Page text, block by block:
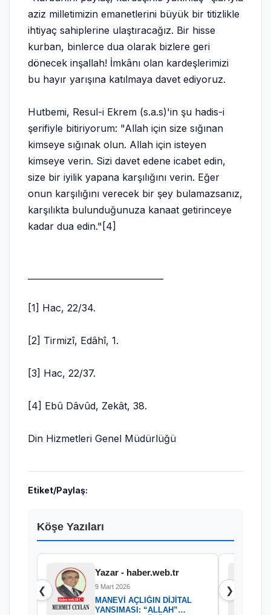
aziz milletimizin emanetlerini büyük bir titizlikle
ihtiyaç sahiplerine ulaştıracağız. Bir hisse
kurban, binlerce dua olarak bizlere geri
dönecek inşallah! İmkânı olan kardeşlerimizi
bu hayır yarışına katılmaya davet ediyoruz.
Hutbemi, Resul-i Ekrem (s.a.s)'in şu hadis-i
şerifiyle bitiriyorum: "Allah için size sığınan
kimseye sığınak olun. Allah için isteyen
kimseye verin. Sizi davet edene icabet edin,
size bir iyilik yapana karşılığını verin. Eğer
onun karşılığını verecek bir şey bulamazsanız,
karşılıkta bulunduğunuza kanaat getirinceye
kadar dua edin."[4]
[1] Hac, 22/34.
[2] Tirmizî, Edâhî, 1.
[3] Hac, 22/37.
[4] Ebû Dâvûd, Zekât, 38.
Din Hizmetleri Genel Müdürlüğü
Etiket/Paylaş:
Köşe Yazıları
❮
Yazar - haber.web.tr
9 Mart 2026
MANEVİ AÇLIĞIN DİJİTAL
YANSIMASI: “ALLAH”
❯